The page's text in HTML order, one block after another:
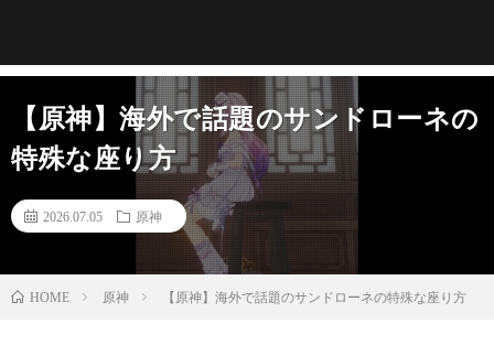
【原神】海外で話題のサンドローネの
特殊な座り方
2026.07.05 原神
HOME 原神 【原神】海外で話題のサンドローネの特殊な座り方